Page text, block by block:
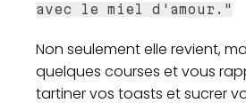
avec le miel d'amour."
Non seulement elle revient,
quelques courses et vous
tartiner vos toasts et sucrer